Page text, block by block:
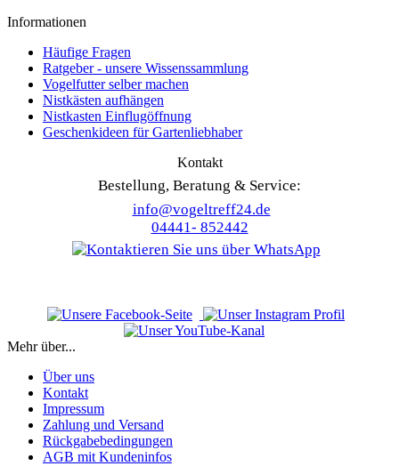
Informationen
Häufige Fragen
Ratgeber - unsere Wissenssammlung
Vogelfutter selber machen
Nistkästen aufhängen
Nistkasten Einflugöffnung
Geschenkideen für Gartenliebhaber
Kontakt
Bestellung, Beratung & Service:
info@vogeltreff24.de
04441- 852442
Mehr über...
Über uns
Kontakt
Impressum
Zahlung und Versand
Rückgabebedingungen
AGB mit Kundeninfos